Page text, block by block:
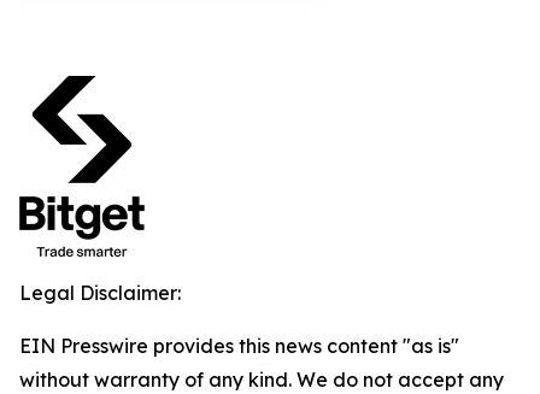
Legal Disclaimer:
EIN Presswire provides this news content "as is"
without warranty of any kind. We do not accept any